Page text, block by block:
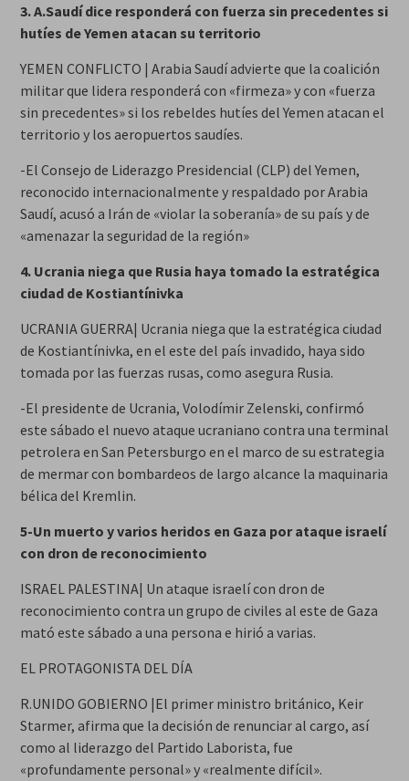
3. A.Saudí dice responderá con fuerza sin precedentes si
hutíes de Yemen atacan su territorio
YEMEN CONFLICTO | Arabia Saudí advierte que la coalición
militar que lidera responderá con «firmeza» y con «fuerza
sin precedentes» si los rebeldes hutíes del Yemen atacan el
territorio y los aeropuertos saudíes.
-El Consejo de Liderazgo Presidencial (CLP) del Yemen,
reconocido internacionalmente y respaldado por Arabia
Saudí, acusó a Irán de «violar la soberanía» de su país y de
«amenazar la seguridad de la región»
4. Ucrania niega que Rusia haya tomado la estratégica
ciudad de Kostiantínivka
UCRANIA GUERRA| Ucrania niega que la estratégica ciudad
de Kostiantínivka, en el este del país invadido, haya sido
tomada por las fuerzas rusas, como asegura Rusia.
-El presidente de Ucrania, Volodímir Zelenski, confirmó
este sábado el nuevo ataque ucraniano contra una terminal
petrolera en San Petersburgo en el marco de su estrategia
de mermar con bombardeos de largo alcance la maquinaria
bélica del Kremlin.
5-Un muerto y varios heridos en Gaza por ataque israelí
con dron de reconocimiento
ISRAEL PALESTINA| Un ataque israelí con dron de
reconocimiento contra un grupo de civiles al este de Gaza
mató este sábado a una persona e hirió a varias.
EL PROTAGONISTA DEL DÍA
R.UNIDO GOBIERNO |El primer ministro británico, Keir
Starmer, afirma que la decisión de renunciar al cargo, así
como al liderazgo del Partido Laborista, fue
«profundamente personal» y «realmente difícil».